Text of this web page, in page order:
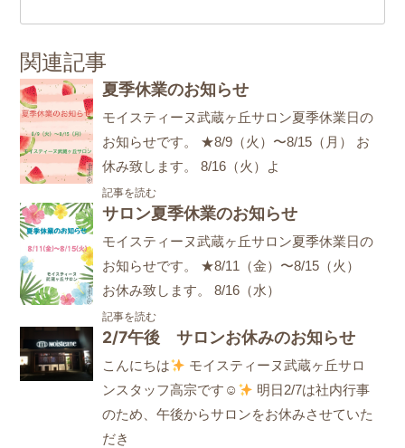
関連記事
夏季休業のお知らせ
モイスティーヌ武蔵ヶ丘サロン夏季休業日の
お知らせです。 ★8/9（火）〜8/15（月） お
休み致します。 8/16（火）よ
記事を読む
サロン夏季休業のお知らせ
モイスティーヌ武蔵ヶ丘サロン夏季休業日の
お知らせです。 ★8/11（金）〜8/15（火）
お休み致します。 8/16（水）
記事を読む
2/7午後 サロンお休みのお知らせ
こんにちは
モイスティーヌ武蔵ヶ丘サロ
ンスタッフ高宗です☺
明日2/7は社内行事
のため、午後からサロンをお休みさせていた
だき